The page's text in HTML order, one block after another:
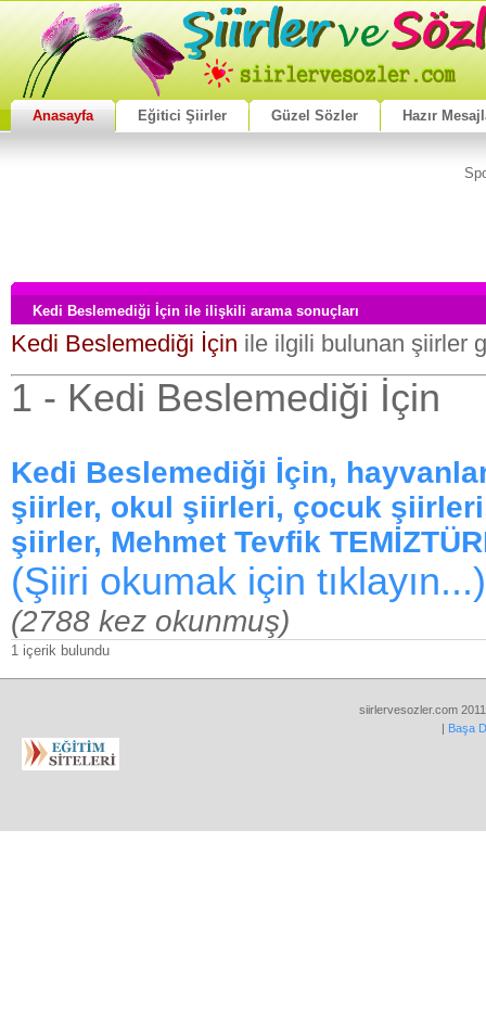
Anasayfa Eğitici Şiirler Güzel Sözler Hazır
Kedi Beslemediği İçin ile ilişkili arama sonuçları
Kedi Beslemediği İçin ile ilgili bulunan şiirler
1 - Kedi Beslemediği İçin
Kedi Beslemediği İçin,
şiirler, okul şiirleri, çocuk
şiirler, Mehmet Tevfik
(Şiiri okumak için tıklayın...)
(2788 kez okunmuş)
1 içerik bulundu
siirlervesozler.com
| Başa